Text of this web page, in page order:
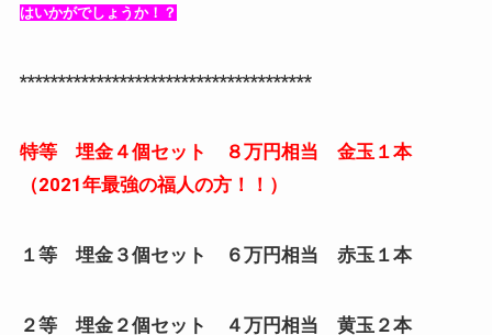
はいかがでしょうか！？
**************************************
特等 埋金４個セット ８万円相当 金玉１本
（2021年最強の福人の方！！）
１等 埋金３個セット ６万円相当 赤玉１本
２等 埋金２個セット ４万円相当 黄玉２本